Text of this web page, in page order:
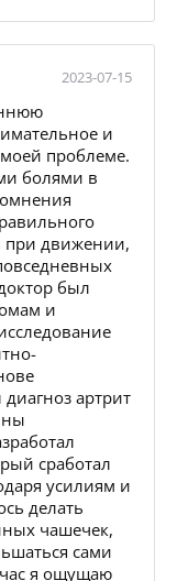
2023-07-15
и
проблеме.
болями в
при движении,
был
и
артрит
сработал
усилиям и
делать
чашечек,
сами
я ощущаю